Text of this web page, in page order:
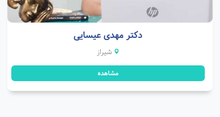
دکتر مهدی عیسایی
شیراز
مشاهده